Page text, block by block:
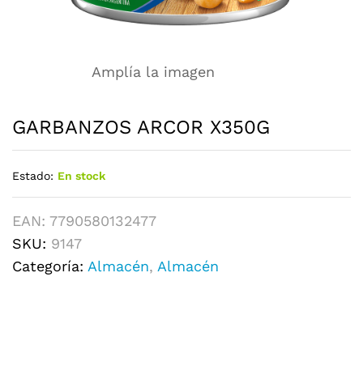
Amplía la imagen
GARBANZOS ARCOR X350G
Estado: En stock
EAN: 7790580132477
SKU: 9147
Categoría: Almacén, Almacén